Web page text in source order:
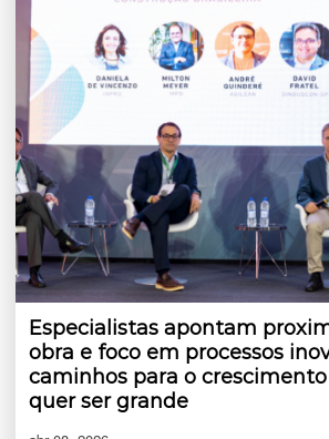
Especialistas apontam
obra e foco em processos
caminhos para o
quer ser grande